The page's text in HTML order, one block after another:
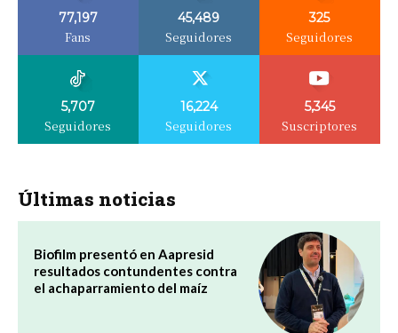
77,197
Fans
45,489
Seguidores
325
Seguidores
5,707
Seguidores
16,224
Seguidores
5,345
Suscriptores
Últimas noticias
Biofilm presentó en Aapresid
resultados contundentes contra
el achaparramiento del maíz